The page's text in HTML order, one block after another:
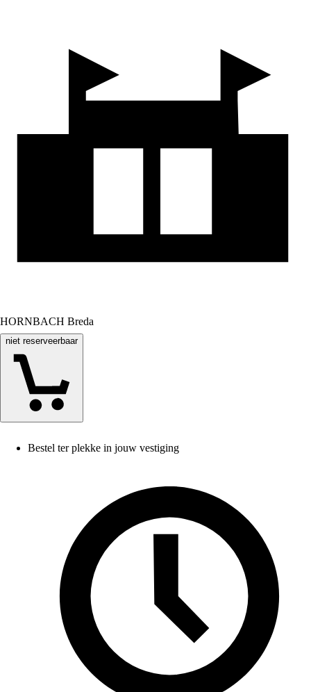
HORNBACH Breda
niet reserveerbaar
Bestel ter plekke in jouw vestiging